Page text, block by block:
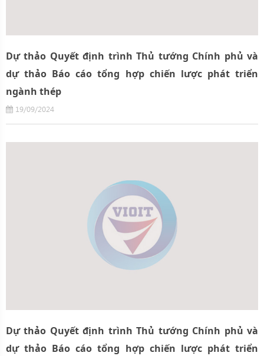
Dự thảo Quyết định trình Thủ tướng Chính phủ và
dự thảo Báo cáo tổng hợp chiến lược phát triển
ngành thép
19/09/2024
Dự thảo Quyết định trình Thủ tướng Chính phủ và
dự thảo Báo cáo tổng hợp chiến lược phát triển